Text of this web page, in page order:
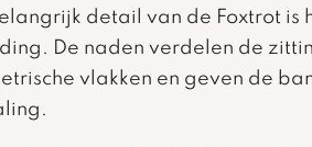
detail van de Foxtrot is
De naden verdelen de
vlakken en geven de